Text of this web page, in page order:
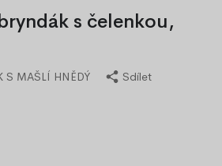
s čelenkou,
S MAŠLÍ HNĚDÝ Sdílet